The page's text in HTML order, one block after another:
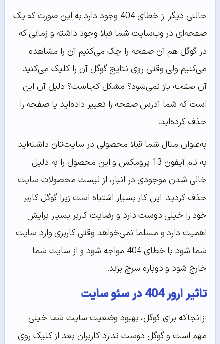
حالتی دیگر از خطای 404 وجود دارد به این صورت که یک
صفحه‌ای در وب‌سایت شما قبلا وجود داشته و زمانی که
در گوگل هم آن صفحه را چک می‌کنیم آن را مشاهده
می‌کنیم ولی وقتی روی نتایج گوگل آن را کلیک می‌کنید
آن صفحه باز نمی‌شود؟ مشکل کجاست؟ دلیل آن این
است که شما آدرس صفحه را تغییر داده‌اید یا صفحه را
حذف کرده‌اید.
به‌عنوان‌ مثال شما قبلا محصولی در سایت‌تان داشته‌اید
به نام آیفون 13 پرومکس و این محصول را به دلیل
خالی شدن موجودی در انبار، از لیست محصولات سایت
حذف کردید. این کار بسیار اشتباه است زیرا گوگل کاربر
خود را خیلی دوست دارد و رضایت کاربر بسیار برایش
اهمیت دارد و مسلما نمی‌خواهد وقتی کاربری وارد سایت
شما شود با خطای 404 مواجه شود و از سایت شما
خارج شود و دوباره سرچ بزند.
تاثیر ارور 404 در سئو سایت
ازآنجاکه برای گوگل، بهبود وضعیت سایت شما خیلی
مهم است و گوگل دوست ندارد کاربران بعد از کلیک روی